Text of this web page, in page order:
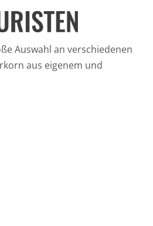
Auswahl an verschiedenen
aus eigenem und